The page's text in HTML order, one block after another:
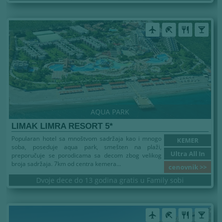
airplanemode_active beach_access restaurant local_bar
AQUA PARK
LIMAK LIMRA RESORT 5*
KEMER
Ultra All In
cenovnik >>
Popularan hotel sa mnoštvom sadržaja kao i mnogo
soba, poseduje aqua park, smešten na plaži,
preporučuje se porodicama sa decom zbog velikog
broja sadržaja. 7km od centra kemera...
Dvoje dece do 13 godina gratis u Family sobi
airplanemode_active beach_access restaurant local_bar